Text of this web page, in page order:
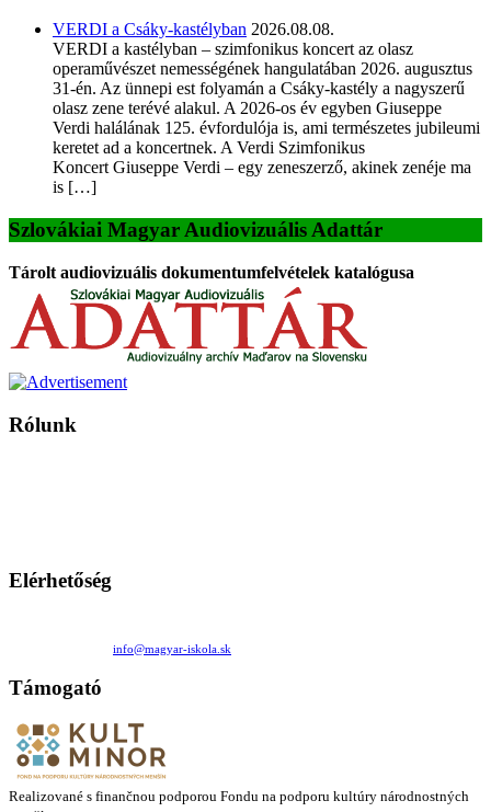
VERDI a Csáky-kastélyban 2026.08.08.
VERDI a kastélyban – szimfonikus koncert az olasz
operaművészet nemességének hangulatában 2026. augusztus
31-én. Az ünnepi est folyamán a Csáky-kastély a nagyszerű
olasz zene terévé alakul. A 2026-os év egyben Giuseppe
Verdi halálának 125. évfordulója is, ami természetes jubileumi
keretet ad a koncertnek. A Verdi Szimfonikus
Koncert Giuseppe Verdi – egy zeneszerző, akinek zenéje ma
is […]
Szlovákiai Magyar Audiovizuális Adattár
Tárolt audiovizuális dokumentumfelvételek katalógusa
Rólunk
Elérhetőség
info@magyar-iskola.sk
Támogató
Realizované s finančnou podporou Fondu na podporu kultúry národnostných